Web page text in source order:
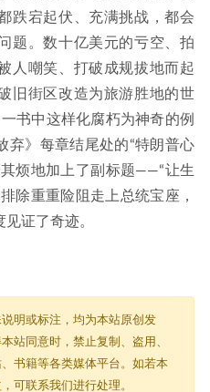
跌宕起伏、充满挑战，都会
题。数十亿美元的亏空、拍
人嘲笑、打破成规拔地而起
旧街区改造为旅游胜地的世
书中这样化腐朽为神奇的例
弃》每章结尾处的“特朗普心
烦地加上了副标题——“让生
除重重险阻走上总统宝座，
证了奇迹。
明或标注，均为本站原创发
站同意时，禁止复制、盗用、
书籍等各类媒体平台。如若本
可联系我们进行处理。